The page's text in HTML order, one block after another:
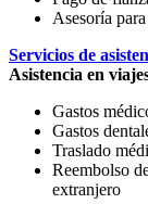
Asesoría
Servicios de
Asistencia en
Gastos
Gastos
Traslado
Reembolso
extranjero